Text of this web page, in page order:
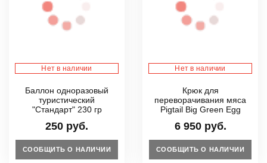
Нет в наличии
Баллон одноразовый
туристический
"Стандарт" 230 гр
250 руб.
СООБЩИТЬ О НАЛИЧИИ
Нет в наличии
Крюк для
переворачивания мяса
Pigtail Big Green Egg
6 950 руб.
СООБЩИТЬ О НАЛИЧИИ